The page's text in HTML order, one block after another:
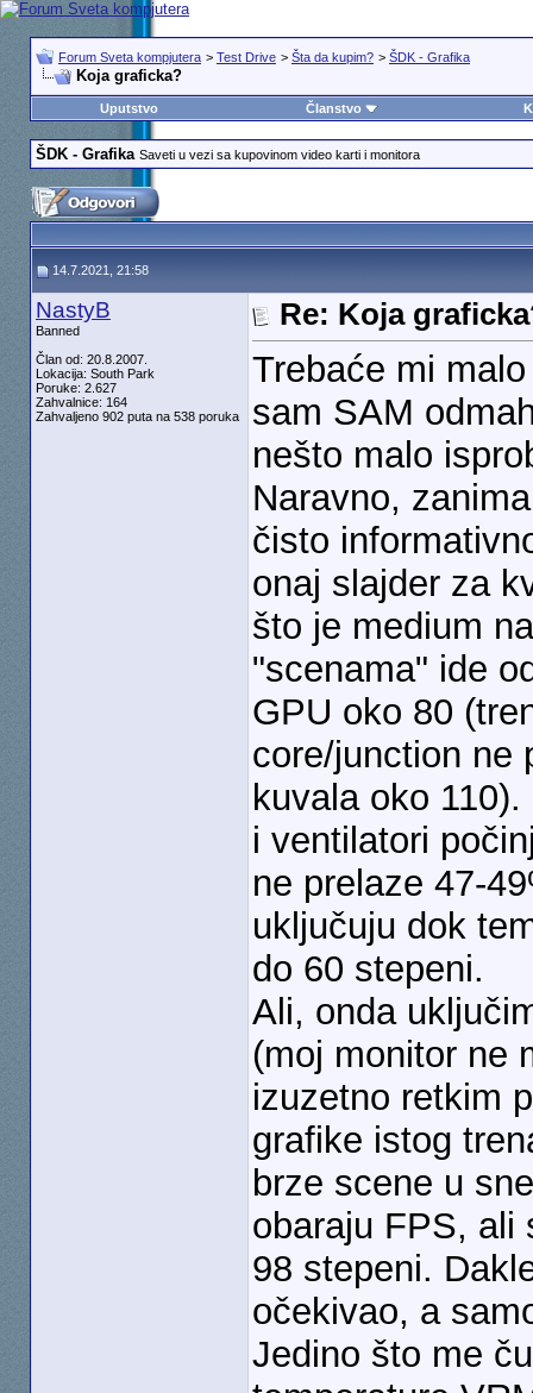
Forum Sveta kompjutera > Test Drive > Šta da kupim? > ŠDK - Grafika
Koja graficka?
Uputstvo Članstvo
ŠDK - Grafika Saveti u vezi sa kupovinom video karti i monitora
14.7.2021, 21:58
NastyB
Banned
Član od: 20.8.2007.
Lokacija: South Park
Poruke: 2.627
Zahvalnice: 164
Zahvaljeno 902 puta na 538 poruka
Re: Koja
Trebaće mi
sam SAM
nešto malo
Naravno,
čisto
onaj slajder za
što je medium
"scenama" ide
GPU oko 80
core/junction ne
kuvala oko
i ventilatori
ne prelaze 47-
uključuju dok
do 60 stepeni.
Ali, onda
(moj monitor ne
izuzetno retkim
grafike istog
brze scene u
obaraju FPS, ali
98 stepeni.
očekivao, a
Jedino što me